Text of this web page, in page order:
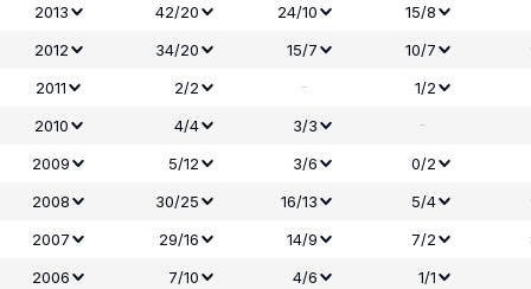
2013
42/20 24/10 15/8
2012
34/20 15/7 10/7
2011
2/2 -
1/2
2010
4/4 3/3 -
2009 5/12 3/6 0/2
2008
30/25 16/13 5/4
2007
29/16 14/9 7/2
2006
7/10 4/6 1/1